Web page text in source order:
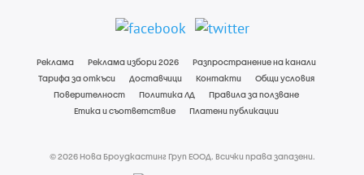
Реклама Реклама избори 2026
Разпространение на канали
Тарифа за откъси
Доставчици Контакти
Общи условия
Поверителност
Политика ЛД
Правила за ползване
Етика и съответствие
Платени публикации
© 2026 Нова Броудкастинг Груп ЕООД. Всички права запазени.